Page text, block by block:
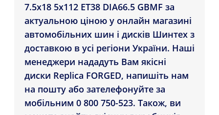
7.5x18 5x112 ET38 DIA66.5 GBMF за
актуальною ціною у онлайн магазині
автомобільних шин і дисків Шинтех з
доставкою в усі регіони України. Наші
менеджери нададуть Вам якісні
диски Replica FORGED, напишіть нам
на пошту або зателефонуйте за
мобільним 0 800 750-523. Також, ви